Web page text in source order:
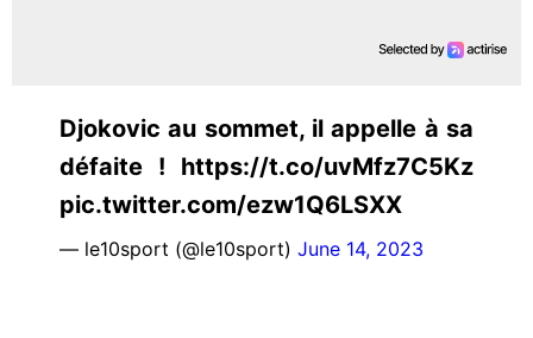
Djokovic au sommet, il appelle à sa
défaite ! https://t.co/uvMfz7C5Kz
pic.twitter.com/ezw1Q6LSXX
— le10sport (@le10sport) June 14, 2023